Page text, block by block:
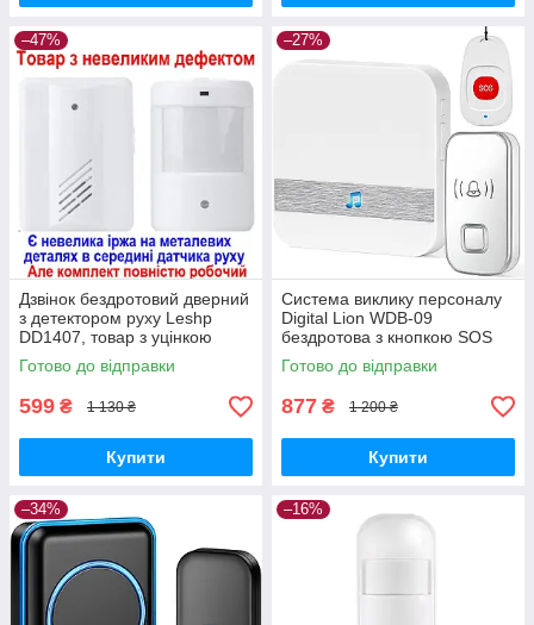
–47%
Дзвінок бездротовий дверний
з детектором руху Leshp
DD1407, товар з уцінкою
GoodPlace -worry-free-
shopping-
Готово до відправки
599 ₴ 1 130 ₴
Купити
–27%
Система виклику персоналу
Digital Lion WDB-09
бездротова з кнопкою SOS
для літніх людей до 100м
GoodPlace -worry-free-
Готово до відправки
877 ₴ 1 200 ₴
Купити
–34% –16%